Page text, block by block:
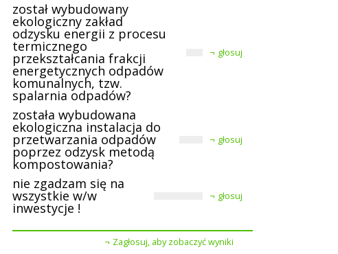
został wybudowany
ekologiczny zakład
odzysku energii z procesu
termicznego
przekształcania frakcji
energetycznych odpadów
komunalnych, tzw.
spalarnia odpadów?
głosuj
została wybudowana
ekologiczna instalacja do
przetwarzania odpadów
poprzez odzysk metodą
kompostowania?
głosuj
nie zgadzam się na
wszystkie w/w
inwestycje !
głosuj
Zagłosuj, aby zobaczyć wyniki